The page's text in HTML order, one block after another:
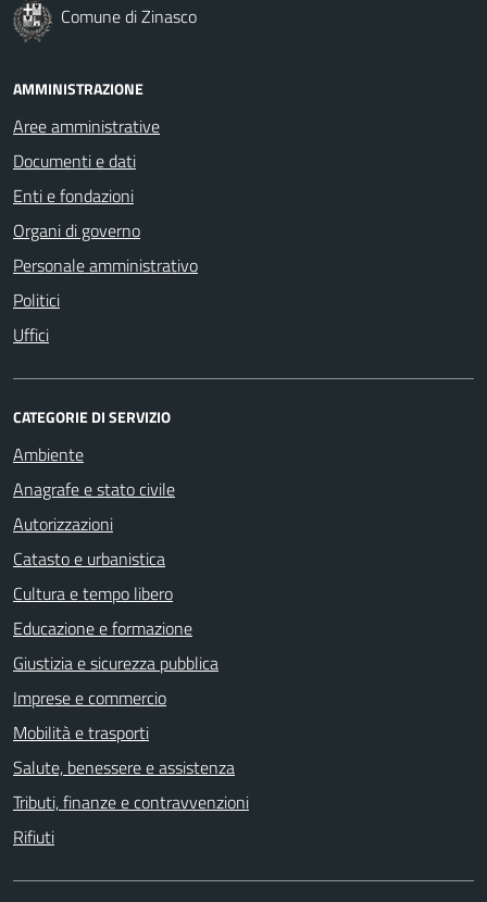
Comune di Zinasco
AMMINISTRAZIONE
Aree amministrative
Documenti e dati
Enti e fondazioni
Organi di governo
Personale amministrativo
Politici
Uffici
CATEGORIE DI SERVIZIO
Ambiente
Anagrafe e stato civile
Autorizzazioni
Catasto e urbanistica
Cultura e tempo libero
Educazione e formazione
Giustizia e sicurezza pubblica
Imprese e commercio
Mobilità e trasporti
Salute, benessere e assistenza
Tributi, finanze e contravvenzioni
Rifiuti